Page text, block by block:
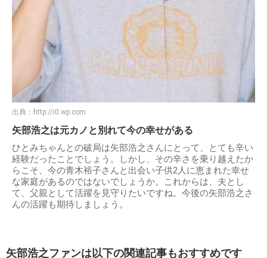
出典： http://i0.wp.com
矢部浩之は元カノと別れて今の幸せがある
ひとみちゃんとの破局は矢部浩之さんにとって、とても辛い
経験だったことでしょう。しかし、その辛さを乗り越えたか
らこそ、今の青木裕子さんと出会い子供2人に恵まれた幸せ
な家庭があるのではないでしょうか。これからは、夫とし
て、父親として活躍を見守りたいですね。今後の矢部浩之さ
んの活躍も期待しましょう。
矢部浩之ファンは以下の関連記事もおすすめです